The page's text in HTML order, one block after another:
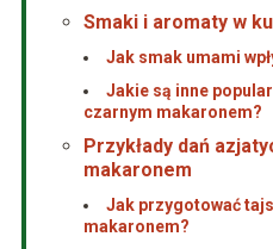
Smaki i aromaty w
Jak smak umami
Jakie są inne
czarnym makaronem?
Przykłady dań
makaronem
Jak przygotować
makaronem?